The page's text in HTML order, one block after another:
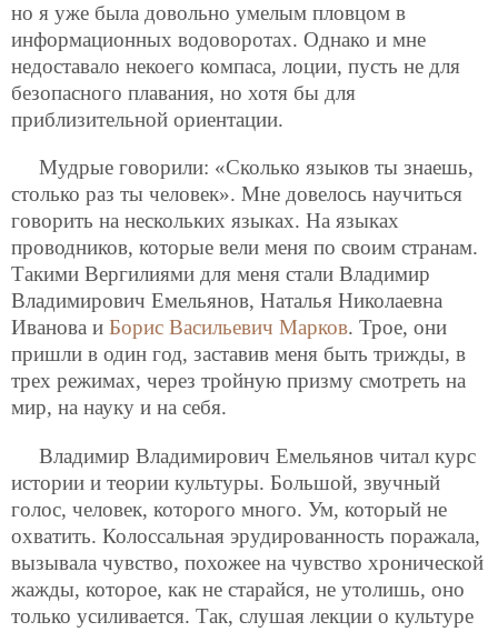
но я уже была довольно умелым пловцом в
информационных водоворотах. Однако и мне
недоставало некоего компаса, лоции, пусть не для
безопасного плавания, но хотя бы для
приблизительной ориентации.
Мудрые говорили: «Сколько языков ты знаешь,
столько раз ты человек». Мне довелось научиться
говорить на нескольких языках. На языках
проводников, которые вели меня по своим странам.
Такими Вергилиями для меня стали Владимир
Владимирович Емельянов, Наталья Николаевна
Иванова и Борис Васильевич Марков. Трое, они
пришли в один год, заставив меня быть трижды, в
трех режимах, через тройную призму смотреть на
мир, на науку и на себя.
Владимир Владимирович Емельянов читал курс
истории и теории культуры. Большой, звучный
голос, человек, которого много. Ум, который не
охватить. Колоссальная эрудированность поражала,
вызывала чувство, похожее на чувство хронической
жажды, которое, как не старайся, не утолишь, оно
только усиливается. Так, слушая лекции о культуре